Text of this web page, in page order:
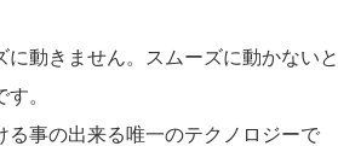
動きません。スムーズに動かないと
。
事の出来る唯一のテクノロジーで